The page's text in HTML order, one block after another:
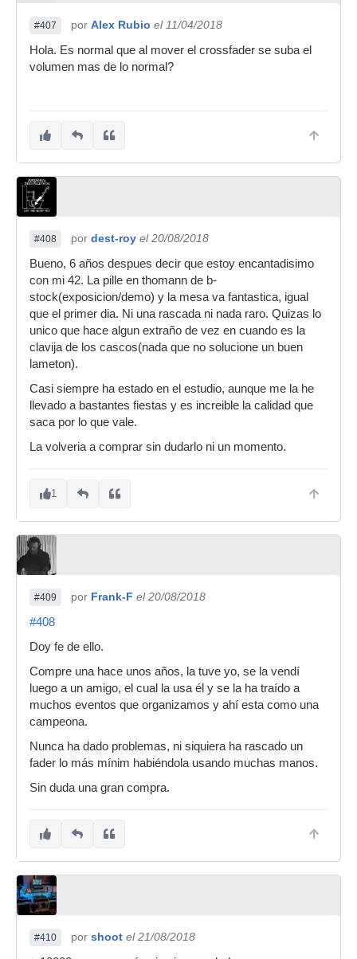
#407 por Alex Rubio el 11/04/2018
Hola. Es normal que al mover el crossfader se suba el
volumen mas de lo normal?
#408 por dest-roy el 20/08/2018
Bueno, 6 años despues decir que estoy encantadisimo
con mi 42. La pille en thomann de b-
stock(exposicion/demo) y la mesa va fantastica, igual
que el primer dia. Ni una rascada ni nada raro. Quizas lo
unico que hace algun extraño de vez en cuando es la
clavija de los cascos(nada que no solucione un buen
lameton).
Casi siempre ha estado en el estudio, aunque me la he
llevado a bastantes fiestas y es increible la calidad que
saca por lo que vale.
La volveria a comprar sin dudarlo ni un momento.
1
#409 por Frank-F el 20/08/2018
#408
Doy fe de ello.
Compre una hace unos años, la tuve yo, se la vendí
luego a un amigo, el cual la usa él y se la ha traído a
muchos eventos que organizamos y ahí esta como una
campeona.
Nunca ha dado problemas, ni siquiera ha rascado un
fader lo más mínim habiéndola usando muchas manos.
Sin duda una gran compra.
#410 por shoot el 21/08/2018